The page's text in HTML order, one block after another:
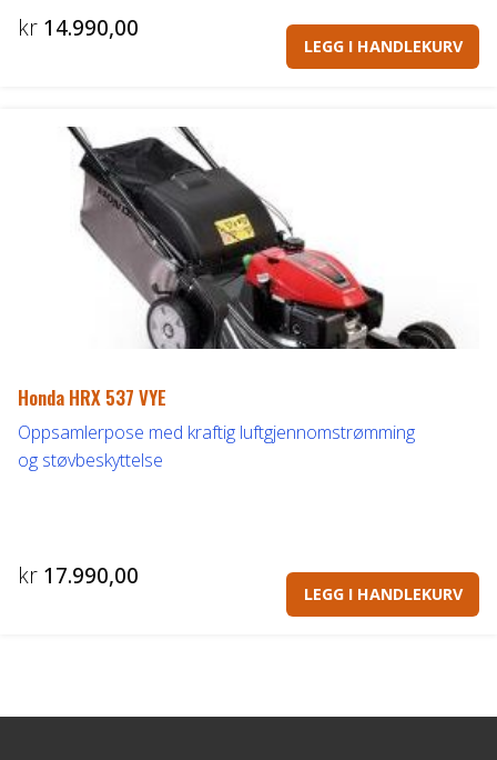
kr 14.990,00
LEGG I HANDLEKURV
Honda HRX 537 VYE
Oppsamlerpose med kraftig luftgjennomstrømming
og støvbeskyttelse
kr 17.990,00
LEGG I HANDLEKURV